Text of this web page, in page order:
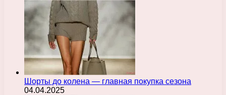
Шорты до колена — главная покупка сезона
04.04.2025